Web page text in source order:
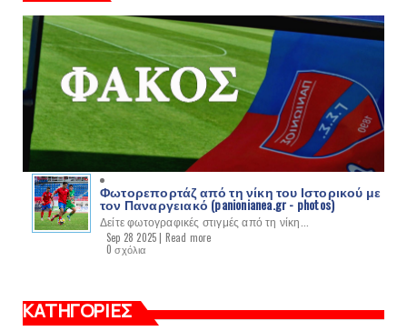
Φωτορεπορτάζ από τη νίκη του Ιστορικού με
τον Παναργειακό (panionianea.gr - photos)
Δείτε φωτογραφικές στιγμές από τη νίκη...
Sep 28 2025 | Read more
0 σχόλια
ΚΑΤΗΓΟΡΙΕΣ